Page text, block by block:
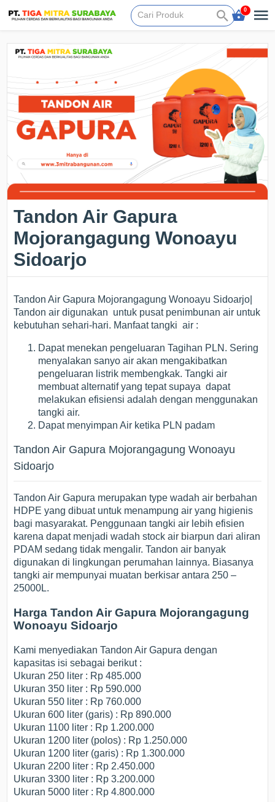
0
Tandon Air Gapura
Mojorangagung Wonoayu
Sidoarjo
Tandon Air Gapura Mojorangagung Wonoayu Sidoarjo|
Tandon air digunakan untuk pusat penimbunan air untuk
kebutuhan sehari-hari. Manfaat tangki air :
Dapat menekan pengeluaran Tagihan PLN. Sering
menyalakan sanyo air akan mengakibatkan
pengeluaran listrik membengkak. Tangki air
membuat alternatif yang tepat supaya dapat
melakukan efisiensi adalah dengan menggunakan
tangki air.
Dapat menyimpan Air ketika PLN padam
Tandon Air Gapura Mojorangagung Wonoayu
Sidoarjo
Tandon Air Gapura merupakan type wadah air berbahan
HDPE yang dibuat untuk menampung air yang higienis
bagi masyarakat. Penggunaan tangki air lebih efisien
karena dapat menjadi wadah stock air biarpun dari aliran
PDAM sedang tidak mengalir. Tandon air banyak
digunakan di lingkungan perumahan lainnya. Biasanya
tangki air mempunyai muatan berkisar antara 250 –
25000L.
Harga Tandon Air Gapura Mojorangagung
Wonoayu Sidoarjo
Kami menyediakan Tandon Air Gapura dengan
kapasitas isi sebagai berikut :
Ukuran 250 liter : Rp 485.000
Ukuran 350 liter : Rp 590.000
Ukuran 550 liter : Rp 760.000
Ukuran 600 liter (garis) : Rp 890.000
Ukuran 1100 liter : Rp 1.200.000
Ukuran 1200 liter (polos) : Rp 1.250.000
Ukuran 1200 liter (garis) : Rp 1.300.000
Ukuran 2200 liter : Rp 2.450.000
Ukuran 3300 liter : Rp 3.200.000
Ukuran 5000 liter : Rp 4.800.000